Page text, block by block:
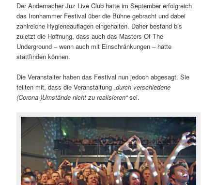
Der Andernacher Juz Live Club hatte im September erfolgreich
das Ironhammer Festival über die Bühne gebracht und dabei
zahlreiche Hygieneauflagen eingehalten. Daher bestand bis
zuletzt die Hoffnung, dass auch das Masters Of The
Underground – wenn auch mit Einschränkungen – hätte
stattfinden können.
Die Veranstalter haben das Festival nun jedoch abgesagt. Sie
teilten mit, dass die Veranstaltung„durch verschiedene
(Corona-)Umstände nicht zu realisieren“sei.